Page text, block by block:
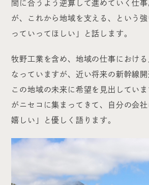
間に合うよう逆算して進めていく仕
が、これから地域を支える、という
っていってほしい」と話します。
牧野工業を含め、地域の仕事におけ
なっていますが、近い将来の新幹線開
この地域の未来に希望を見出してい
がニセコに集まってきて、自分の会
嬉しい」と優しく語ります。